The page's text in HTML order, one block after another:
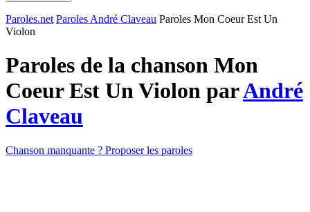
Paroles.net Paroles André Claveau Paroles Mon Coeur Est Un
Violon
Paroles de la chanson Mon
Coeur Est Un Violon parAndré
Claveau
Chanson manquante ? Proposer les paroles